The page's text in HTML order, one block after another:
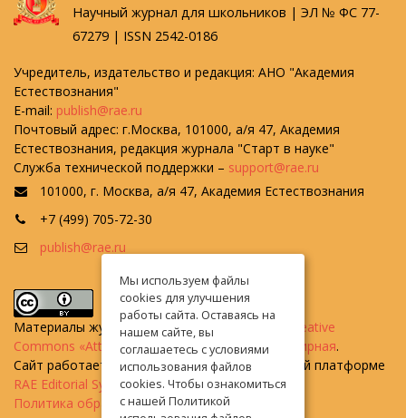
Научный журнал для школьников | ЭЛ № ФС 77-
67279 | ISSN 2542-0186
Учредитель, издательство и редакция: АНО "Академия
Естествознания"
E-mail: publish@rae.ru
Почтовый адрес: г.Москва, 101000, а/я 47, Академия
Естествознания, редакция журнала "Старт в науке"
Служба технической поддержки – support@rae.ru
101000, г. Москва, а/я 47, Академия Естествознания
+7 (499) 705-72-30
publish@rae.ru
Материалы журнала доступны по
лицензии Creative
Commons «Attribution» («Атрибуция») 4.0 Всемирная.
Сайт работает на универсальной издательской платформе
RAE Editorial System
Политика обработки персональных данных
Мы используем файлы
cookies для улучшения
работы сайта. Оставаясь на
нашем сайте, вы
соглашаетесь с условиями
использования файлов
cookies. Чтобы ознакомиться
с нашей Политикой